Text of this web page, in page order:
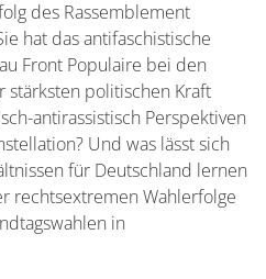
des Rassemblement
hat das antifaschistische
Front Populaire bei den
stärksten politischen Kraft
antirassistisch Perspektiven
Und was lässt sich
für Deutschland lernen
rechtsextremen Wahlerfolge
in